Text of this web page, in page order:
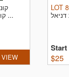
קולנוע מקוריות מודבקות זו על זו, מייק ...
VIEW
LOT
Start
$25